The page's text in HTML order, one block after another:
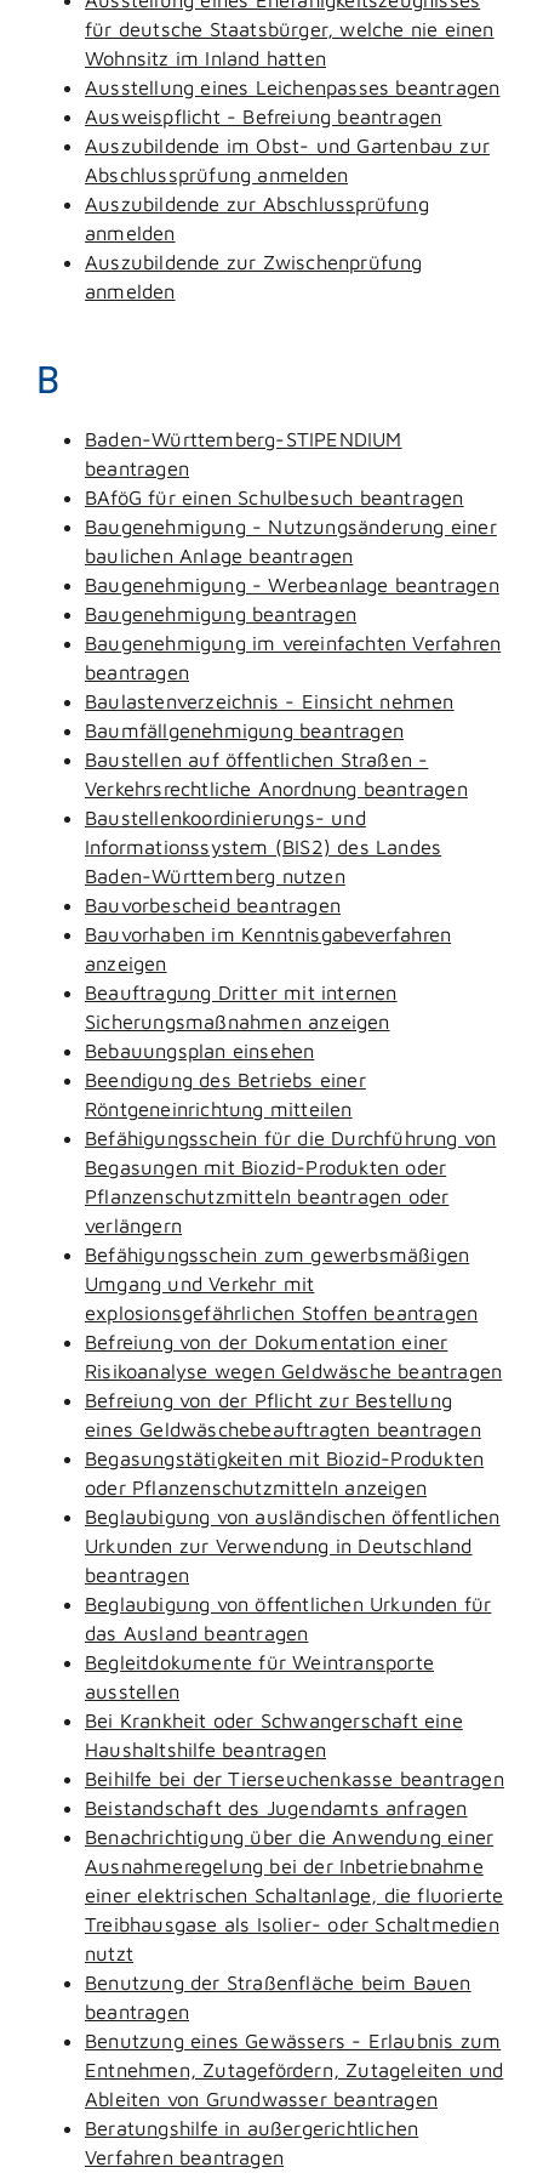
für deutsche Staatsbürger, welche nie einen
Wohnsitz im Inland hatten
Ausstellung eines Leichenpasses beantragen
Ausweispflicht - Befreiung beantragen
Auszubildende im Obst- und Gartenbau zur
Abschlussprüfung anmelden
Auszubildende zur Abschlussprüfung
anmelden
Auszubildende zur Zwischenprüfung
anmelden
B
Baden-Württemberg-STIPENDIUM
beantragen
BAföG für einen Schulbesuch beantragen
Baugenehmigung - Nutzungsänderung einer
baulichen Anlage beantragen
Baugenehmigung - Werbeanlage beantragen
Baugenehmigung beantragen
Baugenehmigung im vereinfachten Verfahren
beantragen
Baulastenverzeichnis - Einsicht nehmen
Baumfällgenehmigung beantragen
Baustellen auf öffentlichen Straßen -
Verkehrsrechtliche Anordnung beantragen
Baustellenkoordinierungs- und
Informationssystem (BIS2) des Landes
Baden-Württemberg nutzen
Bauvorbescheid beantragen
Bauvorhaben im Kenntnisgabeverfahren
anzeigen
Beauftragung Dritter mit internen
Sicherungsmaßnahmen anzeigen
Bebauungsplan einsehen
Beendigung des Betriebs einer
Röntgeneinrichtung mitteilen
Befähigungsschein für die Durchführung von
Begasungen mit Biozid-Produkten oder
Pflanzenschutzmitteln beantragen oder
verlängern
Befähigungsschein zum gewerbsmäßigen
Umgang und Verkehr mit
explosionsgefährlichen Stoffen beantragen
Befreiung von der Dokumentation einer
Risikoanalyse wegen Geldwäsche beantragen
Befreiung von der Pflicht zur Bestellung
eines Geldwäschebeauftragten beantragen
Begasungstätigkeiten mit Biozid-Produkten
oder Pflanzenschutzmitteln anzeigen
Beglaubigung von ausländischen öffentlichen
Urkunden zur Verwendung in Deutschland
beantragen
Beglaubigung von öffentlichen Urkunden für
das Ausland beantragen
Begleitdokumente für Weintransporte
ausstellen
Bei Krankheit oder Schwangerschaft eine
Haushaltshilfe beantragen
Beihilfe bei der Tierseuchenkasse beantragen
Beistandschaft des Jugendamts anfragen
Benachrichtigung über die Anwendung einer
Ausnahmeregelung bei der Inbetriebnahme
einer elektrischen Schaltanlage, die fluorierte
Treibhausgase als Isolier- oder Schaltmedien
nutzt
Benutzung der Straßenfläche beim Bauen
beantragen
Benutzung eines Gewässers - Erlaubnis zum
Entnehmen, Zutagefördern, Zutageleiten und
Ableiten von Grundwasser beantragen
Beratungshilfe in außergerichtlichen
Verfahren beantragen